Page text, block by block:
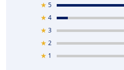
★ 5
★ 4
★ 3
★ 2
★ 1